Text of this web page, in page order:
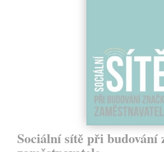
Sociální sítě při budování